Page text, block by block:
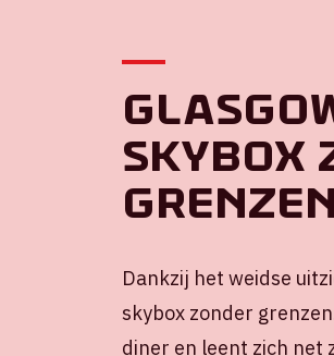
skybox
grenzen
Dankzij het weidse
skybox zonder
diner en leent zich net